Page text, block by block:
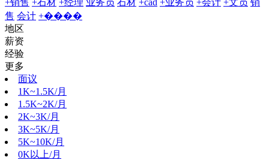
+销售 +石材 +经理 业务员 石材 +cad +业务员 +会计 +文员 销
售 会计 +����
地区
薪资
经验
更多
面议
1K~1.5K/月
1.5K~2K/月
2K~3K/月
3K~5K/月
5K~10K/月
0K以上/月